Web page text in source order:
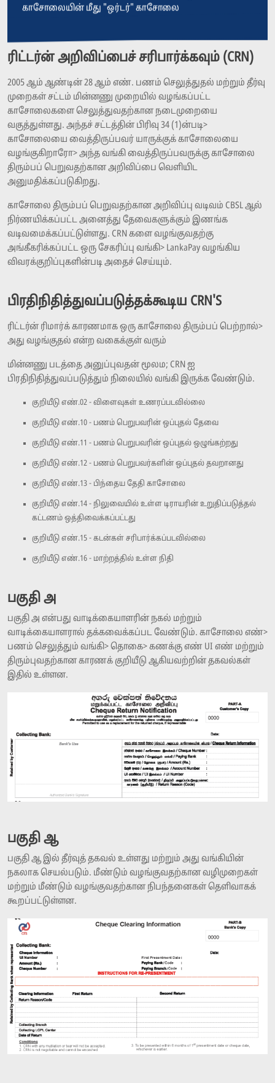
காசோலையின் மீது "ஒர்டர்" காசோலை
ரிட்டர்ன் அறிவிப்பைச் சரிபார்க்கவும் (CRN)
2005 ஆம் ஆண்டின் 28 ஆம் எண். பணம் செலுத்துதல் மற்றும் தீர்வு
முறைகள் சட்டம் மின்னணு முறையில் வழங்கப்பட்ட
காசோலைகளை செலுத்துவதற்கான நடைமுறையை
வகுத்துள்ளது. அந்தச் சட்டத்தின் பிரிவு 34 (1)ன்படி>
காசோலையை வைத்திருப்பவர் யாருக்குக் காசோலையை
வழங்குகிறாரோ> அந்த வங்கி வைத்திருப்பவருக்கு காசோலை
திரும்பப் பெறுவதற்கான அறிவிப்பை வெளியிட
அனுமதிக்கப்படுகிறது.
காசோலை திரும்பப் பெறுவதற்கான அறிவிப்பு வடிவம் CBSL ஆல்
நிர்ணயிக்கப்பட்ட அனைத்து தேவைகளுக்கும் இணங்க
வடிவமைக்கப்பட்டுள்ளது. CRN களை வழங்குவதற்கு
அங்கீகரிக்கப்பட்ட ஒரு சேகரிப்பு வங்கி> LankaPay வழங்கிய
விவரக்குறிப்புகளின்படி அதைச் செய்யும்.
பிரதிநிதித்துவப்படுத்தக்கூடிய CRN'S
ரிட்டர்ன் ரிமார்க் காரணமாக ஒரு காசோலை திரும்பப் பெற்றால்>
அது வழங்குதல் என்ற வகைக்குள் வரும்
மின்னணு படத்தை அனுப்புவதன் மூலம; CRN ஐ
பிரதிநிதித்துவப்படுத்தும் நிலையில் வங்கி இருக்க வேண்டும்.
குறியீடு எண்.02 - விளைவுகள் உணரப்படவில்லை
குறியீடு எண்.10 - பணம் பெறுபவரின் ஒப்புதல் தேவை
குறியீடு எண்.11 - பணம் பெறுபவரின் ஒப்புதல் ஒழுங்கற்றது
குறியீடு எண்.12 - பணம் பெறுபவர்களின் ஒப்புதல் தவறானது
குறியீடு எண்.13 - பிந்தைய தேதி காசோலை
குறியீடு எண்.14 - நிலுவையில் உள்ள டிராயரின் உறுதிப்படுத்தல்
கட்டணம் ஒத்திவைக்கப்பட்டது
குறியீடு எண்.15 - கடன்கள் சரிபார்க்கப்படவில்லை
குறியீடு எண்.16 - மாற்றத்தில் உள்ள நிதி
பகுதி அ
பகுதி அ என்பது வாடிக்கையாளரின் நகல் மற்றும்
வாடிக்கையாளரால் தக்கவைக்கப்பட வேண்டும். காசோலை எண்>
பணம் செலுத்தும் வங்கி> தொகை> கணக்கு எண் UI எண் மற்றும்
திரும்புவதற்கான காரணக் குறியீடு ஆகியவற்றின் தகவல்கள்
இதில் உள்ளன.
பகுதி ஆ
பகுதி ஆ இல் தீர்வுத் தகவல் உள்ளது மற்றும் அது வங்கியின்
நகலாக செயல்படும். மீண்டும் வழங்குவதற்கான வழிமுறைகள்
மற்றும் மீண்டும் வழங்குவதற்கான நிபந்தனைகள் தெளிவாகக்
கூறப்பட்டுள்ளன.